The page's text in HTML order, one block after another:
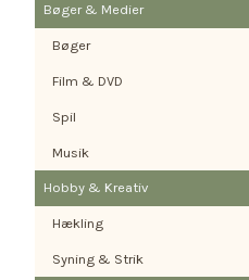
Bøger & Medier
Bøger
Film & DVD
Spil
Musik
Hobby & Kreativ
Hækling
Syning & Strik